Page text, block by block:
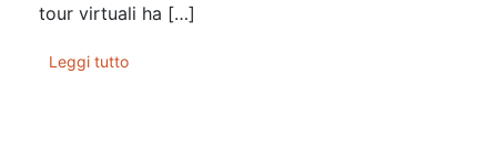
tour virtuali ha […]
Leggi tutto